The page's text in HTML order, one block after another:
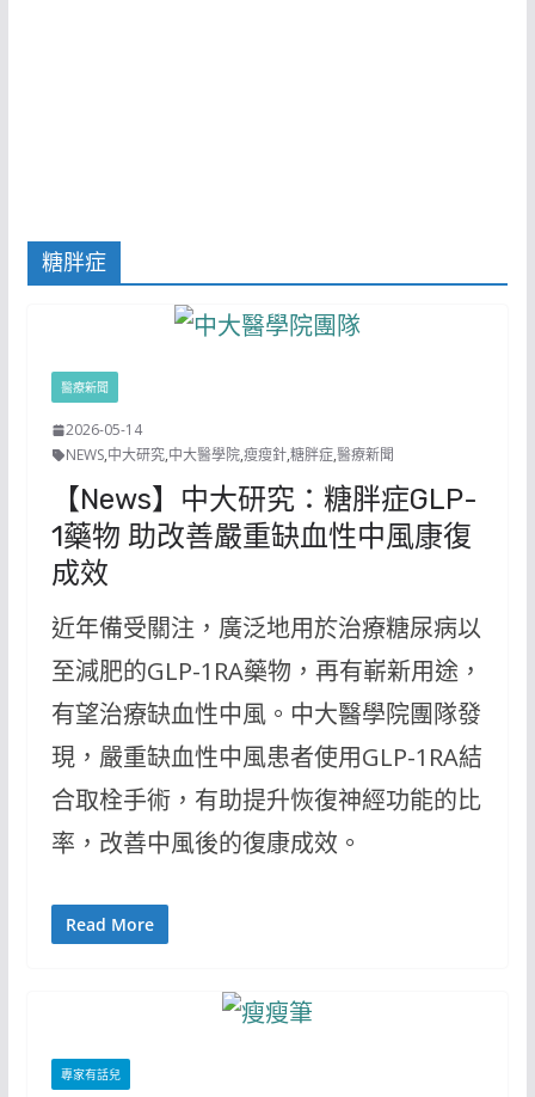
糖胖症
醫療新聞
2026-05-14
NEWS,中大研究,中大醫學院,瘦瘦針,糖胖症,醫療新聞
【News】中大研究：糖胖症GLP-
1藥物 助改善嚴重缺血性中風康復
成效
近年備受關注，廣泛地用於治療糖尿病以
至減肥的GLP-1RA藥物，再有嶄新用途，
有望治療缺血性中風。中大醫學院團隊發
現，嚴重缺血性中風患者使用GLP-1RA結
合取栓手術，有助提升恢復神經功能的比
率，改善中風後的復康成效。
Read More
專家有話兒